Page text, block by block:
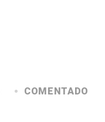
COMENTADO